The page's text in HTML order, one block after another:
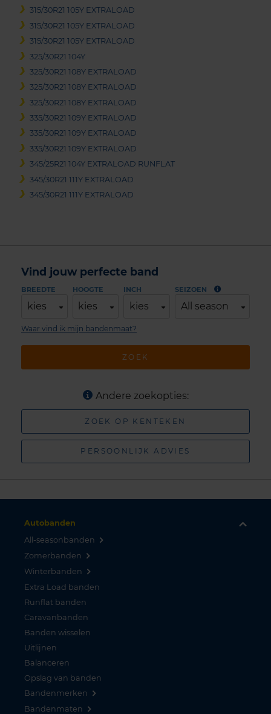
315/30R21 105Y EXTRALOAD
315/30R21 105Y EXTRALOAD
315/30R21 105Y EXTRALOAD
325/30R21 104Y
325/30R21 108Y EXTRALOAD
325/30R21 108Y EXTRALOAD
325/30R21 108Y EXTRALOAD
335/30R21 109Y EXTRALOAD
335/30R21 109Y EXTRALOAD
335/30R21 109Y EXTRALOAD
345/25R21 104Y EXTRALOAD RUNFLAT
345/30R21 111Y EXTRALOAD
345/30R21 111Y EXTRALOAD
Vind jouw perfecte band
BREEDTE
kies
HOOGTE
kies
INCH
kies
SEIZOEN
All season
ZOEK
Waar vind ik mijn bandenmaat?
Andere zoekopties:
ZOEK OP KENTEKEN
PERSOONLIJK ADVIES
Autobanden
All-seasonbanden
Zomerbanden
Winterbanden
Extra Load banden
Runflat banden
Caravanbanden
Banden wisselen
Uitlijnen
Balanceren
Opslag van banden
Bandenmerken
Bandenmaten